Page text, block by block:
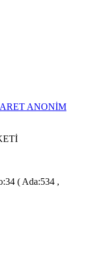
ANONİM
( Ada:534 ,